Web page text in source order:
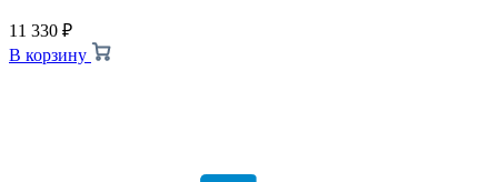
11 330 ₽
В корзину